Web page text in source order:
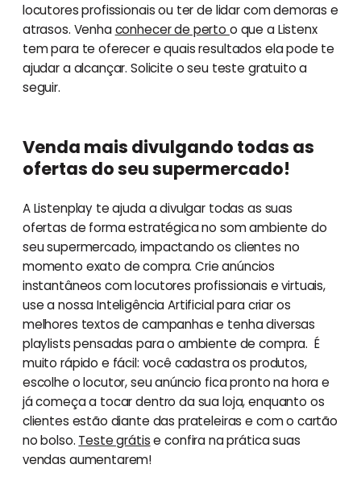
locutores profissionais ou ter de lidar com demoras e
atrasos. Venhaconhecer de perto o que a Listenx
tem para te oferecer e quais resultados ela pode te
ajudar a alcançar. Solicite o seu teste gratuito a
seguir.
Venda mais divulgando todas as
ofertas do seu supermercado!
A Listenplay te ajuda a divulgar todas as suas
ofertas de forma estratégica no som ambiente do
seu supermercado, impactando os clientes no
momento exato de compra. Crie anúncios
instantâneos com locutores profissionais e virtuais,
use a nossa Inteligência Artificial para criar os
melhores textos de campanhas e tenha diversas
playlists pensadas para o ambiente de compra. É
muito rápido e fácil: você cadastra os produtos,
escolhe o locutor, seu anúncio fica pronto na hora e
já começa a tocar dentro da sua loja, enquanto os
clientes estão diante das prateleiras e com o cartão
no bolso. Teste grátise confira na prática suas
vendas aumentarem!